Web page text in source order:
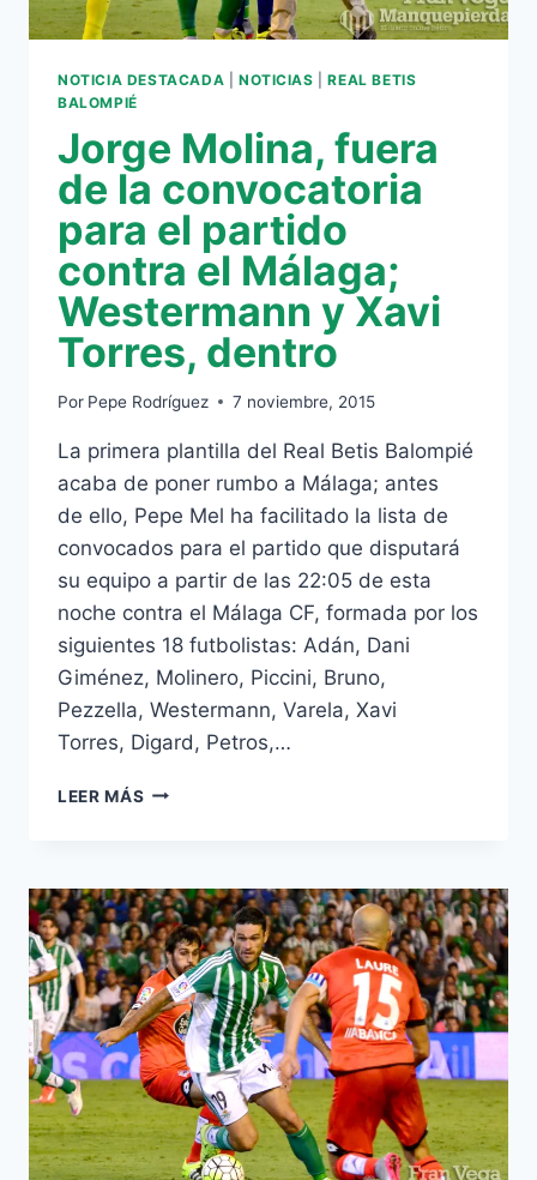
NOTICIA DESTACADA NOTICIAS |REAL BETIS
BALOMPIÉ
Jorge Molina, fuera
de la convocatoria
para el partido
contra el Málaga;
Westermann y Xavi
Torres, dentro
Por Pepe Rodríguez 7 noviembre, 2015
La primera plantilla del Real Betis Balompié
acaba de poner rumbo a Málaga; antes
de ello, Pepe Mel ha facilitado la lista de
convocados para el partido que disputará
su equipo a partir de las 22:05 de esta
noche contra el Málaga CF, formada por los
siguientes 18 futbolistas: Adán, Dani
Giménez, Molinero, Piccini, Bruno,
Pezzella, Westermann, Varela, Xavi
Torres, Digard, Petros,…
LEER MÁS JORGE
LA
CONVOCATORIA
PARA
EL
PARTIDO
CONTRA
EL
MÁLAGA;
WESTERMANN
Y
XAVI
TORRES,